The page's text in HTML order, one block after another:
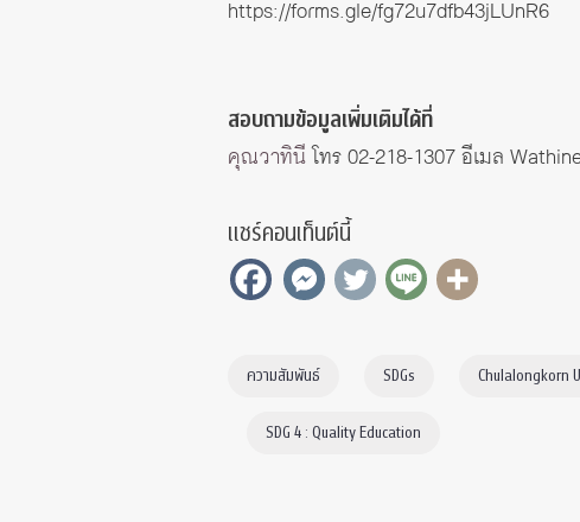
https://forms.gle/fg72u7dfb43jLUnR6
สอบถามข้อมูลเพิ่มเติมได้ที่
คุณวาทินีโทร 02-218-1307 อีเมล
แชร์คอนเท็นต์นี้
ความสัมพันธ์ SDGs Chulalongkorn
SDG 4 : Quality Education